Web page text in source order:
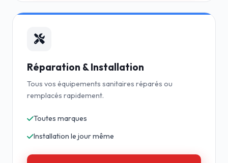
Réparation & Installation
Tous vos équipements sanitaires réparés ou
remplacés rapidement.
Toutes marques
Installation le jour même